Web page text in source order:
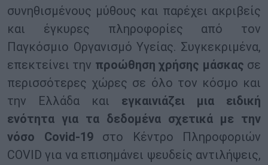
συνηθισμένους μύθους και παρέχει ακριβείς
και έγκυρες πληροφορίες από τον
Παγκόσμιο Οργανισμό Υγείας. Συγκεκριμένα,
επεκτείνει την προώθηση χρήσης μάσκας σε
περισσότερες χώρες σε όλο τον κόσμο και
την Ελλάδα και εγκαινιάζει μια ειδική
ενότητα για τα δεδομένα σχετικά με την
νόσο Covid-19στο Κέντρο Πληροφοριών
COVID για να επισημάνει ψευδείς αντιλήψεις,